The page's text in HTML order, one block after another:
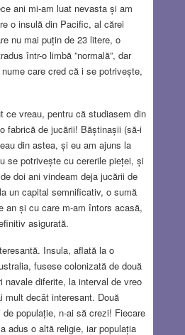
ani mi-am luat nevasta și am
o insulă din Pacific, al cărei
nu mai puțin de 23 litere, o
într-o limbă ”normală”, dar
care cred că i se potrivește,
ce vreau, pentru că studiasem din
fabrică de jucării! Băștinașii (să-i
din astea, și eu am ajuns la
se potrivește cu cererile pieței, și
doi ani vindeam deja jucării de
un capital semnificativ, o sumă
an și cu care m-am întors acasă,
asigurată.
Insula, aflată la o
fusese colonizată de două
navale diferite, la interval de vreo
mult decât interesant. Două
populație, n-ai să crezi! Fiecare
adus o altă religie, iar populația